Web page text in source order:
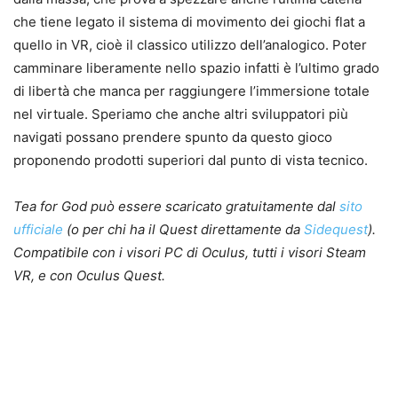
che tiene legato il sistema di movimento dei giochi flat a
quello in VR, cioè il classico utilizzo dell’analogico. Poter
camminare liberamente nello spazio infatti è l’ultimo grado
di libertà che manca per raggiungere l’immersione totale
nel virtuale. Speriamo che anche altri sviluppatori più
navigati possano prendere spunto da questo gioco
proponendo prodotti superiori dal punto di vista tecnico.
Tea for God può essere scaricato gratuitamente dal sito
ufficiale (o per chi ha il Quest direttamente da Sidequest).
Compatibile con i visori PC di Oculus, tutti i visori Steam
VR, e con Oculus Quest.